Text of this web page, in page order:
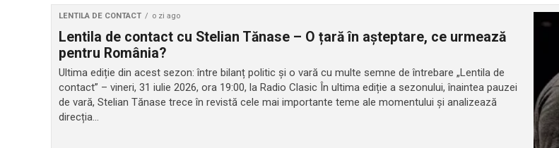
LENTILA DE CONTACT o zi ago
Lentila de contact cu Stelian Tănase – O țară în așteptare, ce urmează
pentru România?
Ultima ediție din acest sezon: între bilanț politic și o vară cu multe semne de întrebare „Lentila de
contact” – vineri, 31 iulie 2026, ora 19:00, la Radio Clasic În ultima ediție a sezonului, înaintea pauzei
de vară, Stelian Tănase trece în revistă cele mai importante teme ale momentului și analizează
direcția...